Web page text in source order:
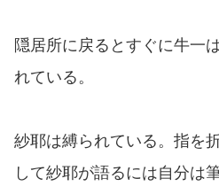
隠居所に戻るとすぐに牛一
れている。
紗耶は縛られている。指を
して紗耶が語るには自分は